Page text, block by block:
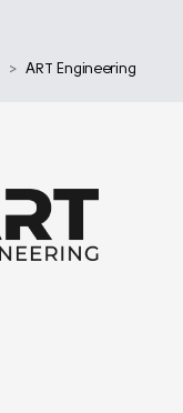
> ART Engineering